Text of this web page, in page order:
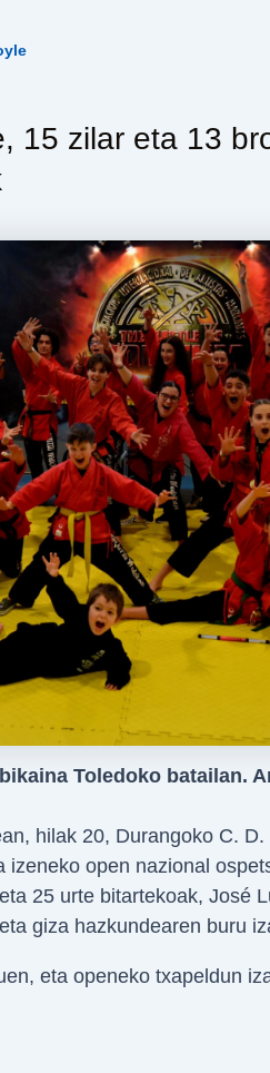
15 zilar eta 13
Toledoko batailan.
hilak 20, Durangoko C. D.
izeneko open nazional
25 urte bitartekoak, José
giza hazkundearen buru
eta openeko txapeldun